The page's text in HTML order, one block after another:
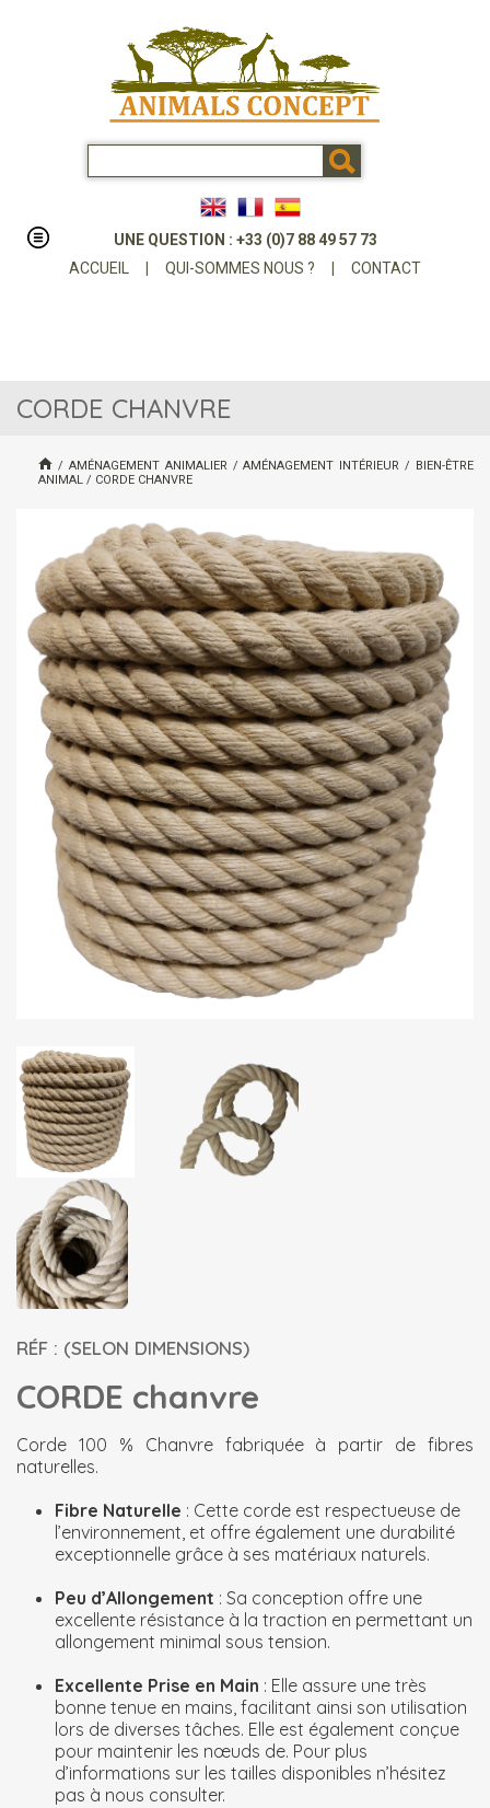
UNE QUESTION : +33 (0)7 88 49 57 73
ACCUEIL
QUI-SOMMES NOUS ? CONTACT
CORDE CHANVRE
/ AMÉNAGEMENT ANIMALIER /AMÉNAGEMENT INTÉRIEUR / BIEN-ÊTRE
ANIMAL / CORDE CHANVRE
RÉF : (SELON DIMENSIONS)
CORDE chanvre
Corde 100 % Chanvre fabriquée à partir de fibres
naturelles.
Fibre Naturelle : Cette corde est respectueuse de
l’environnement, et offre également une durabilité
exceptionnelle grâce à ses matériaux naturels.
Peu d’Allongement : Sa conception offre une
excellente résistance à la traction en permettant un
allongement minimal sous tension.
Excellente Prise en Main : Elle assure une très
bonne tenue en mains, facilitant ainsi son utilisation
lors de diverses tâches. Elle est également conçue
pour maintenir les nœuds de. Pour plus
d’informations sur les tailles disponibles n’hésitez
pas à nous consulter.